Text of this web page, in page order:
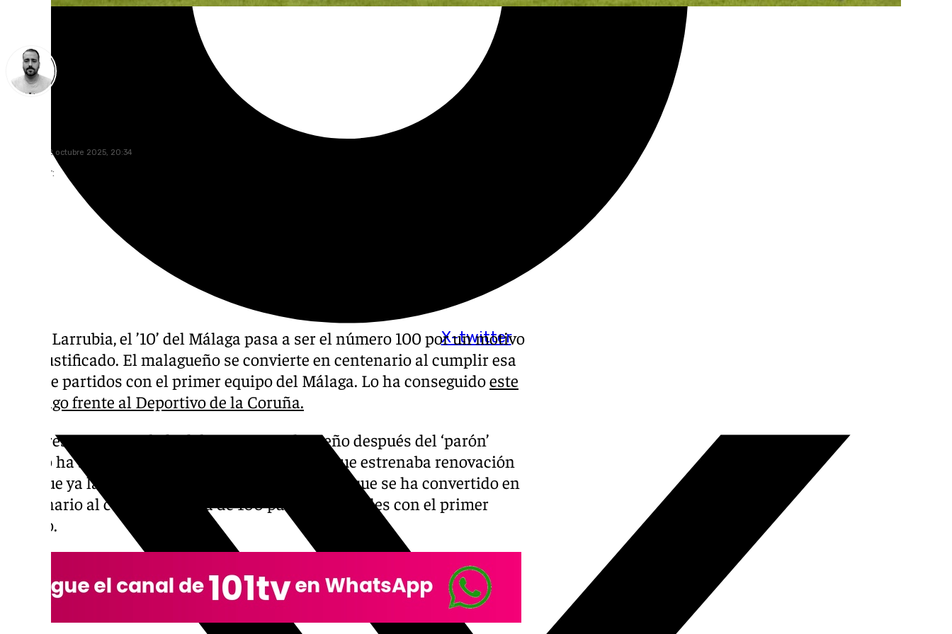
X-twitter
domingo, 12 octubre 2025, 20:34
Compartir:
David Larrubia, el ’10’ del Málaga pasa a ser el número 100 por un motivo
bien justificado. El malagueño se convierte en centenario al cumplir esa
cifra de partidos con el primer equipo del Málaga. Lo ha conseguidoeste
domingo frente al Deportivo de la Coruña.
El regreso a La Rosaleda del extremo malagueño después del ‘parón’
casero ha sido muy especial para un Larrubia que estrenaba renovación
(aunque ya la tuvo en el partido ante el Racing) y que se ha convertido en
centenario al cumplir la cifra de 100 partidos oficiales con el primer
equipo.